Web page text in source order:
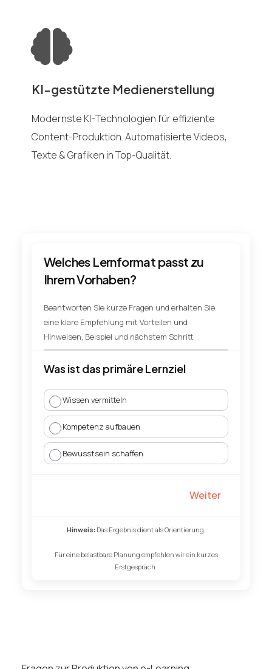
KI-gestützte Medienerstellung
Modernste KI-Technologien für effiziente
Content-Produktion. Automatisierte Videos,
Texte & Grafiken in Top-Qualität.
Welches Lernformat passt zu
Ihrem Vorhaben?
Beantworten Sie kurze Fragen und erhalten Sie
eine klare Empfehlung mit Vorteilen und
Hinweisen, Beispiel und nächstem Schritt.
Was ist das primäre Lernziel
Wissen vermitteln
Kompetenz aufbauen
Bewusstsein schaffen
Weiter
Hinweis: Das Ergebnis dient als Orientierung.
Für eine belastbare Planung empfehlen wir ein kurzes
Erstgespräch.